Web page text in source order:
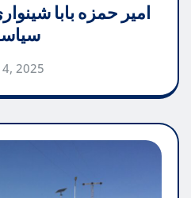
امیر حمزه بابا
2025